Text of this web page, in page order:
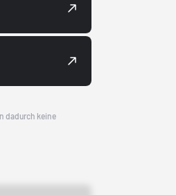
dadurch keine